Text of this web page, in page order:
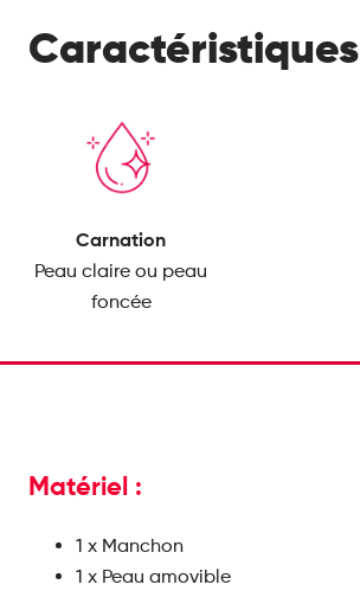
Caractéristiques
Carnation
Peau claire ou peau
foncée
Matériel :
1 x Manchon
1 x Peau amovible